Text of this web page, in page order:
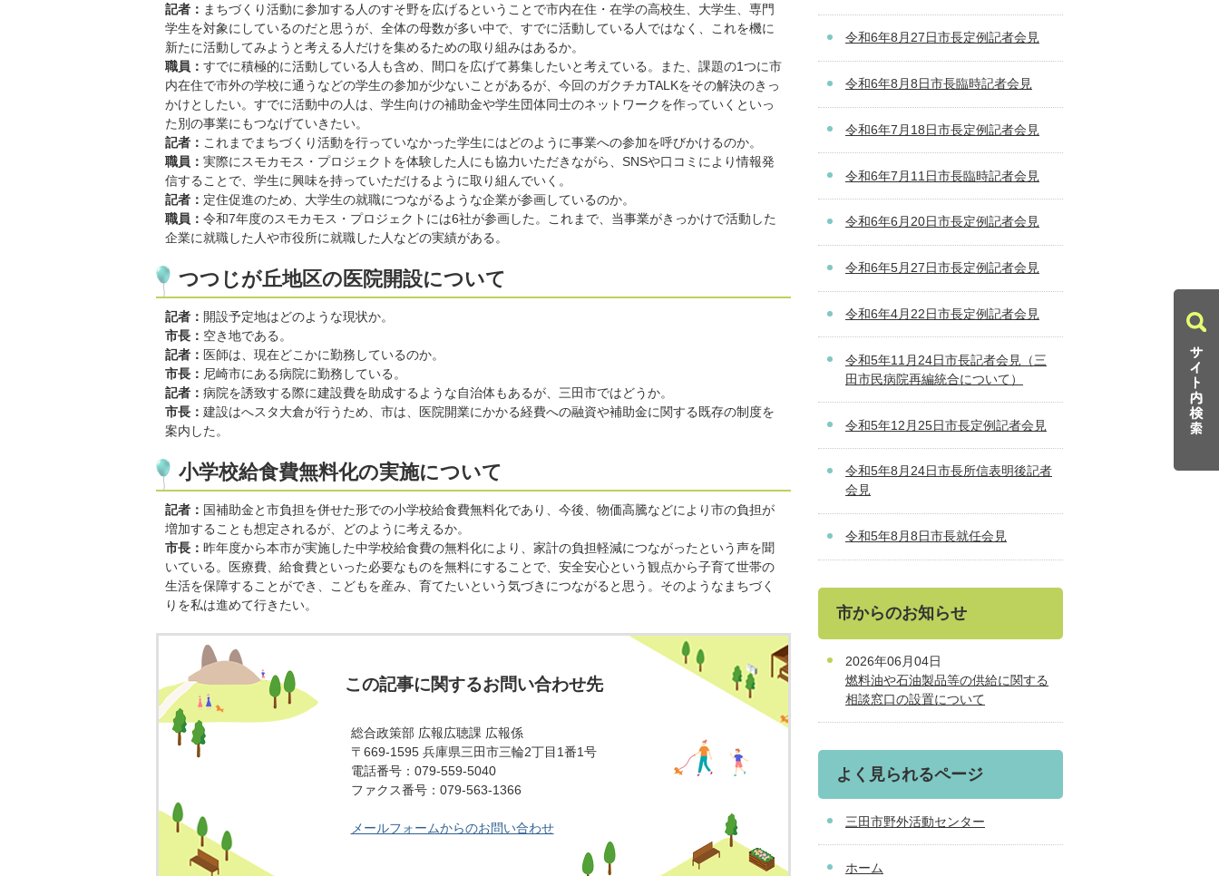
記者： まちづくり活動に参加する人のすそ野を広げるということで市内在住・在学の高校生、大学生、専門
学生を対象にしているのだと思うが、全体の母数が多い中で、すでに活動している人ではなく、これを機に
新たに活動してみようと考える人だけを集めるための取り組みはあるか。
職員： すでに積極的に活動している人も含め、間口を広げて募集したいと考えている。また、課題の1つに市
内在住で市外の学校に通うなどの学生の参加が少ないことがあるが、今回のガクチカTALKをその解決のきっ
かけとしたい。すでに活動中の人は、学生向けの補助金や学生団体同士のネットワークを作っていくといっ
た別の事業にもつなげていきたい。
記者： これまでまちづくり活動を行っていなかった学生にはどのように事業への参加を呼びかけるのか。
職員： 実際にスモカモス・プロジェクトを体験した人にも協力いただきながら、SNSや口コミにより情報発
信することで、学生に興味を持っていただけるように取り組んでいく。
記者： 定住促進のため、大学生の就職につながるような企業が参画しているのか。
職員： 令和7年度のスモカモス・プロジェクトには6社が参画した。これまで、当事業がきっかけで活動した
企業に就職した人や市役所に就職した人などの実績がある。
つつじが丘地区の医院開設について
記者： 開設予定地はどのような現状か。
市長： 空き地である。
記者： 医師は、現在どこかに勤務しているのか。
市長： 尼崎市にある病院に勤務している。
記者： 病院を誘致する際に建設費を助成するような自治体もあるが、三田市ではどうか。
市長： 建設はへスタ大倉が行うため、市は、医院開業にかかる経費への融資や補助金に関する既存の制度を
案内した。
小学校給食費無料化の実施について
記者： 国補助金と市負担を併せた形での小学校給食費無料化であり、今後、物価高騰などにより市の負担が
増加することも想定されるが、どのように考えるか。
市長： 昨年度から本市が実施した中学校給食費の無料化により、家計の負担軽減につながったという声を聞
いている。医療費、給食費といった必要なものを無料にすることで、安全安心という観点から子育て世帯の
生活を保障することができ、こどもを産み、育てたいという気づきにつながると思う。そのようなまちづく
りを私は進めて行きたい。
この記事に関するお問い合わせ先
総合政策部 広報広聴課 広報係
〒669-1595 兵庫県三田市三輪2丁目1番1号
電話番号：079-559-5040
ファクス番号：079-563-1366
メールフォームからのお問い合わせ
令和6年8月27日市長定例記者会見
令和6年8月8日市長臨時記者会見
令和6年7月18日市長定例記者会見
令和6年7月11日市長臨時記者会見
令和6年6月20日市長定例記者会見
令和6年5月27日市長定例記者会見
令和6年4月22日市長定例記者会見
令和5年11月24日市長記者会見（三
田市民病院再編統合について）
令和5年12月25日市長定例記者会見
令和5年8月24日市長所信表明後記者
会見
令和5年8月8日市長就任会見
市からのお知らせ
2026年06月04日
燃料油や石油製品等の供給に関する
相談窓口の設置について
よく見られるページ
三田市野外活動センター
ホーム